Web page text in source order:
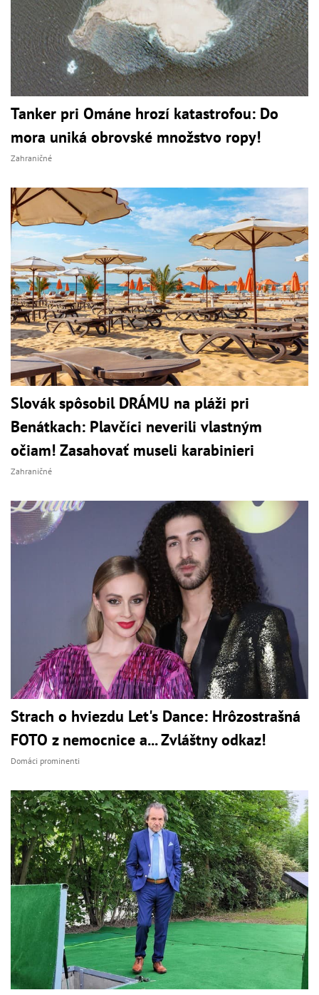
Tanker pri Ománe hrozí katastrofou: Do
mora uniká obrovské množstvo ropy!
Zahraničné
Slovák spôsobil DRÁMU na pláži pri
Benátkach: Plavčíci neverili vlastným
očiam! Zasahovať museli karabinieri
Zahraničné
Strach o hviezdu Let's Dance: Hrôzostrašná
FOTO z nemocnice a... Zvláštny odkaz!
Domáci prominenti